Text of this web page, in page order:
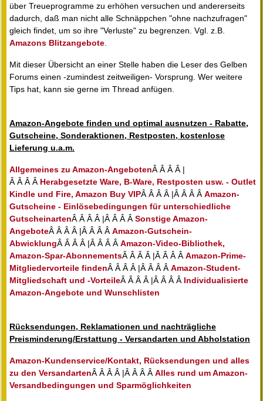
über Treueprogramme zu erhöhen versuchen und andererseits
dadurch, daß man nicht alle Schnäppchen "ohne nachzufragen"
gleich findet, um so ihre "Verluste" zu begrenzen. Vgl. z.B.
Amazons Blitzangebote
Mit dieser Übersicht an einer Stelle haben die Leser des Gelben
Forums einen -zumindest zeitweiligen- Vorsprung. Wer weitere
Tips hat, kann sie gerne im Thread anfügen.
Amazon-Angebote finden und optimal ausnutzen - Rabatte,
Gutscheine, Sonderaktionen, Restposten, kostenlose
Lieferung u.a.m.
Allgemeines zu Amazon-AngebotenÂ Â Â Â |
Â Â Â Â Herabgesetzte Ware, B-Ware, Restposten usw. - Outlet
Kindle und Fire, Amazon Buy VIPÂ Â Â Â |Â Â Â Â Amazon-
Gutscheine - Einlösebedingungen für unterschiedliche
GutscheinartenÂ Â Â Â |Â Â Â Â Sonstige Amazon-
AngeboteÂ Â Â Â |Â Â Â Â Amazon-Gutschein-
AbwicklungÂ Â Â Â |Â Â Â Â Amazon-Video-Bibliothek,
Amazon-Spar-AbonnementsÂ Â Â Â |Â Â Â Â Amazon-Prime-
Mitgliedervorteile findenÂ Â Â Â |Â Â Â Â Amazon-Student-
Mitgliedschaft und -VorteileÂ Â Â Â |Â Â Â Â Individualisierte
Amazon-Angebote und Wunschlisten
Rücksendungen, Reklamationen und nachträgliche
Preisminderung/Erstattung - Versandarten und Abholstation
Amazon-Kundenservice/Kontakt, Rücksendungen und alles
zu den VersandartenÂ Â Â Â |Â Â Â Â Alles rund um Amazon-
Versandbedingungen und Sparmöglichkeiten